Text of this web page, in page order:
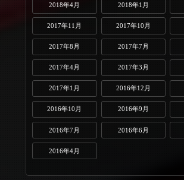
2018年4月 2018年1月
2017年11月 2017年10月
2017年8月 2017年7月
2017年4月 2017年3月
2017年1月 2016年12月
2016年10月 2016年9月
2016年7月 2016年6月
2016年4月